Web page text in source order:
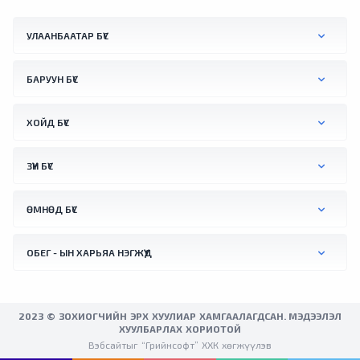
залгаа хилийн орчимд орших Австрийн
УЛААНБААТАР БҮС
БАРУУН БҮС
ХОЙД БҮС
ЗҮҮН БҮС
ӨМНӨД БҮС
ОБЕГ - ЫН ХАРЬЯА НЭГЖҮҮД
2023 © ЗОХИОГЧИЙН ЭРХ ХУУЛИАР ХАМГААЛАГДСАН. МЭДЭЭЛЭЛ
ХУУЛБАРЛАХ ХОРИОТОЙ
Вэбсайтыг “Грийнсофт” ХХК хөгжүүлэв